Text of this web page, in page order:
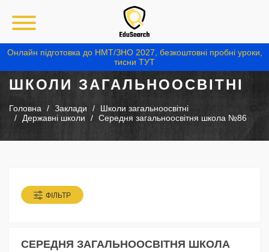
Онлайн підготовка до НМТ/ЗНО 2027, безкоштовні пробні уроки,
тисни ТУТ
ШКОЛИ ЗАГАЛЬНООСВІТНІ
Головна Заклади
Школи загальноосвітні
Державні школи
Середня загальноосвітня школа №86
ФІЛЬТР
СЕРЕДНЯ ЗАГАЛЬНООСВІТНЯ ШКОЛА